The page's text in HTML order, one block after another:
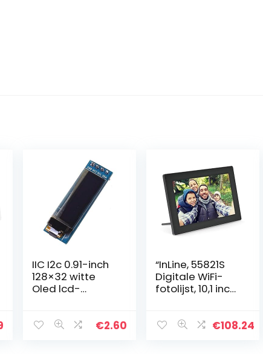
IIC I2c 0.91-inch
128×32 witte
Oled lcd-
wit
€2.60
“InLine, 55821S
Digitale WiFi-
fotolijst, 10,1 inch,
touchscreen,
€108.24